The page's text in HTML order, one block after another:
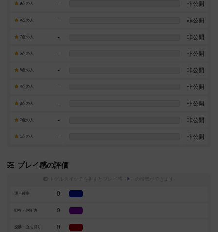
9点の人 - 非公開
8点の人 - 非公開
7点の人 - 非公開
6点の人 - 非公開
5点の人 - 非公開
4点の人 - 非公開
3点の人 - 非公開
2点の人 - 非公開
1点の人 - 非公開
プレイ感の評価
※
運・確率 0
戦略・判断力 0
交渉・立ち回り 0